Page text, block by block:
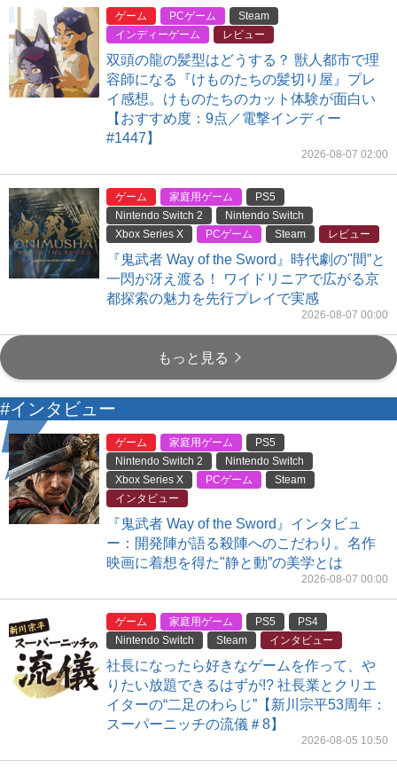
ゲーム PCゲーム
Steam
インディーゲーム
レビュー
双頭の龍の髪型はどうする？ 獣人都市で理
容師になる『けものたちの髪切り屋』プレ
イ感想。けものたちのカット体験が面白い
【おすすめ度：9点／電撃インディー
#1447】
2026-08-07 02:00
ゲーム 家庭用ゲーム
PS5
Nintendo Switch 2
Nintendo Switch
Xbox Series X
PCゲーム Steam レビュー
『鬼武者 Way of the Sword』時代劇の"間”と
一閃が冴え渡る！ ワイドリニアで広がる京
都探索の魅力を先行プレイで実感
2026-08-07 00:00
もっと見る
#インタビュー
ゲーム 家庭用ゲーム
PS5
Nintendo Switch 2
Nintendo Switch
Xbox Series X
PCゲーム
Steam
インタビュー
『鬼武者 Way of the Sword』インタビュ
ー：開発陣が語る殺陣へのこだわり。名作
映画に着想を得た"静と動”の美学とは
2026-08-07 00:00
ゲーム 家庭用ゲーム PS5
PS4
Nintendo Switch
Steam インタビュー
社長になったら好きなゲームを作って、や
りたい放題できるはずが!? 社長業とクリエ
イターの“二足のわらじ”【新川宗平53周年：
スーパーニッチの流儀＃8】
2026-08-05 10:50